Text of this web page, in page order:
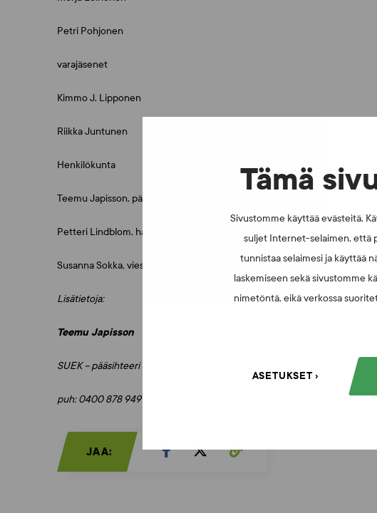
Tämä
Sivustomme käyttää evästeitä.
suljet Internet-selaimen, että
tunnistaa selaimesi ja käyttää
laskemiseen sekä sivustomme
nimetöntä, eikä verkossa
ASETUKSET
Petri Pohjonen
varajäsenet
Kimmo J. Lipponen
Riikka Juntunen
Henkilökunta
Teemu Japisson, pääsihteeri
Petteri Lindblom, hallituksen sihteeri
Susanna Sokka, viestintäpäällikkö
Lisätietoja:
Teemu Japisson
SUEK – pääsihteeri
puh: 0400 878 949
JAA: